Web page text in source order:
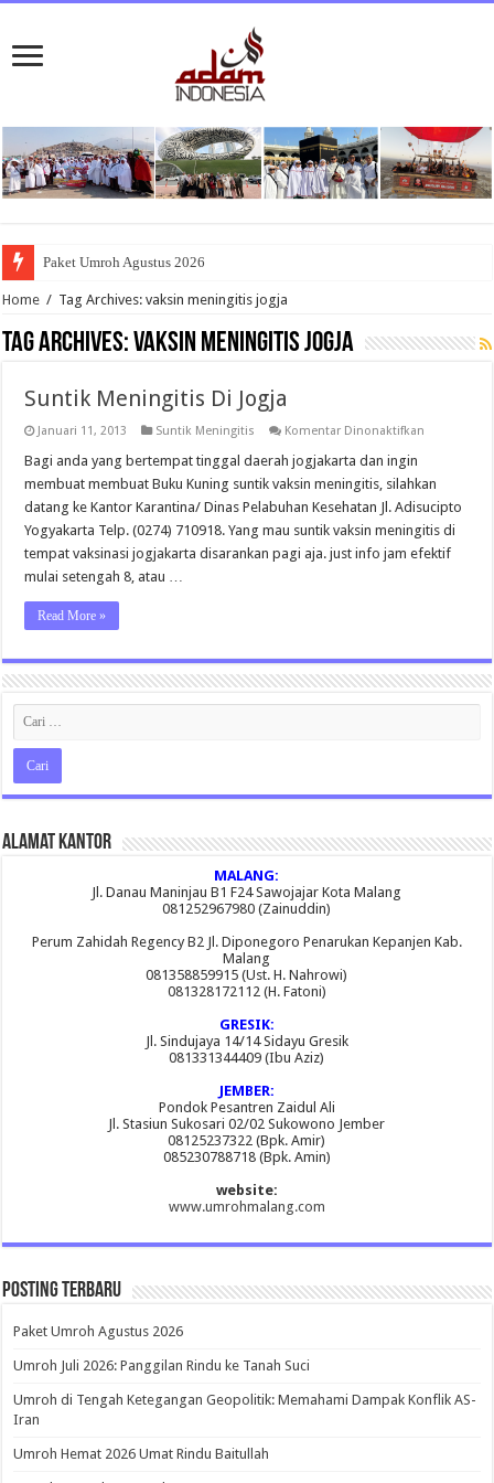
Paket Umroh Agustus 2026
Home / Tag Archives: vaksin meningitis jogja
Tag Archives:vaksin meningitis jogja
Suntik Meningitis Di Jogja
Januari 11, 2013 Suntik Meningitis Komentar Dinonaktifkan
Jogja
Bagi anda yang bertempat tinggal daerah jogjakarta dan ingin
membuat membuat Buku Kuning suntik vaksin meningitis, silahkan
datang ke Kantor Karantina/ Dinas Pelabuhan Kesehatan Jl. Adisucipto
Yogyakarta Telp. (0274) 710918. Yang mau suntik vaksin meningitis di
tempat vaksinasi jogjakarta disarankan pagi aja. just info jam efektif
mulai setengah 8, atau …
Read More »
Alamat Kantor
MALANG:
Jl. Danau Maninjau B1 F24 Sawojajar Kota Malang
081252967980 (Zainuddin)
Perum Zahidah Regency B2 Jl. Diponegoro Penarukan Kepanjen Kab.
Malang
081358859915 (Ust. H. Nahrowi)
081328172112 (H. Fatoni)
GRESIK:
Jl. Sindujaya 14/14 Sidayu Gresik
081331344409 (Ibu Aziz)
JEMBER:
Pondok Pesantren Zaidul Ali
Jl. Stasiun Sukosari 02/02 Sukowono Jember
08125237322 (Bpk. Amir)
085230788718 (Bpk. Amin)
website:
www.umrohmalang.com
Posting Terbaru
Paket Umroh Agustus 2026
Umroh Juli 2026: Panggilan Rindu ke Tanah Suci
Umroh di Tengah Ketegangan Geopolitik: Memahami Dampak Konflik AS-
Iran
Umroh Hemat 2026 Umat Rindu Baitullah